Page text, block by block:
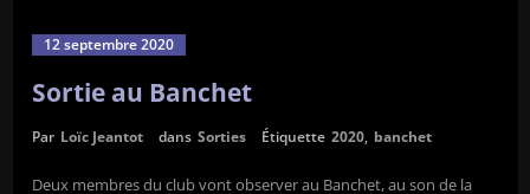
12 septembre 2020
Sortie au Banchet
Par Loïc Jeantot dans Sorties Étiquette 2020, banchet
Deux membres du club vont observer au Banchet, au son de la